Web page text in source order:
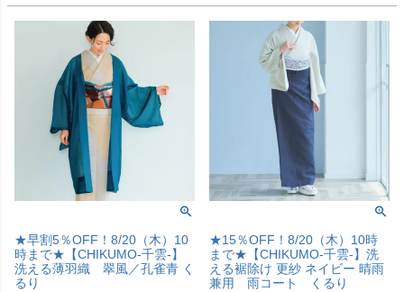
★早割5％OFF！8/20（木）10
時まで★【CHIKUMO-千雲-】
洗える薄羽織 翠風／孔雀青 く
るり
★15％OFF！8/20（木）10時
まで★【CHIKUMO-千雲-】洗
える裾除け 更紗 ネイビー 晴雨
兼用 雨コート くるり